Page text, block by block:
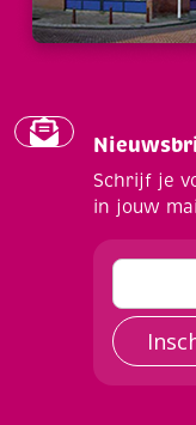
Schrijf je
in jouw